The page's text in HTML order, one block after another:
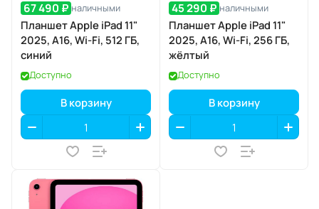
67 490 ₽ наличными
Планшет Apple iPad 11"
2025, A16, Wi-Fi, 512 ГБ,
синий
Доступно
В корзину
45 290 ₽ наличными
Планшет Apple iPad 11"
2025, A16, Wi-Fi, 256 ГБ,
жёлтый
Доступно
В корзину